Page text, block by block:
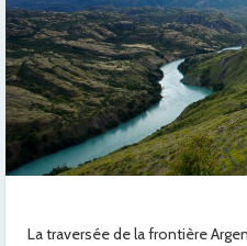
La traversée de la frontière